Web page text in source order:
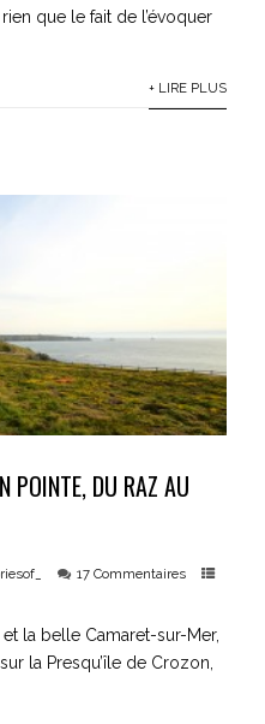
que le fait de l’évoquer
+ LIRE PLUS
POINTE, DU RAZ AU
17 Commentaires
la belle Camaret-sur-Mer,
la Presqu’île de Crozon,